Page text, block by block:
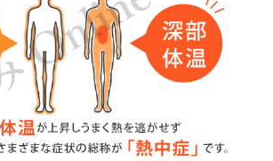
可能性がありますので絶対に使
さい。
アレルギー、体調不良時、服薬
治療中、知覚障害の方などは必
の上ご使用ください。
の手の届かない場所で保管およ